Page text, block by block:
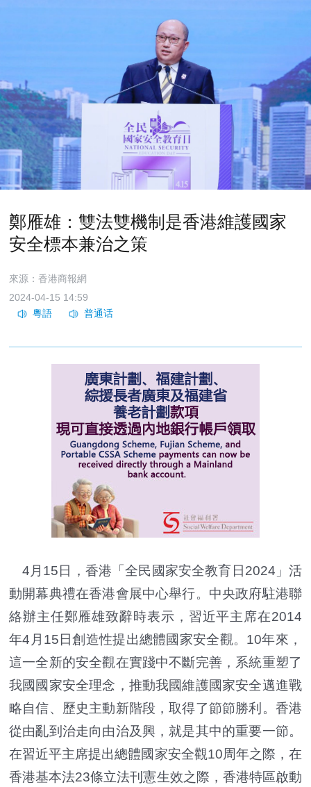
鄭雁雄：雙法雙機制是香港維護國家
安全標本兼治之策
來源：香港商報網
2024-04-15 14:59
4月15日，香港「全民國家安全教育日2024」活
動開幕典禮在香港會展中心舉行。中央政府駐港聯
絡辦主任鄭雁雄致辭時表示，習近平主席在2014
年4月15日創造性提出總體國家安全觀。10年來，
這一全新的安全觀在實踐中不斷完善，系統重塑了
我國國家安全理念，推動我國維護國家安全邁進戰
略自信、歷史主動新階段，取得了節節勝利。香港
從由亂到治走向由治及興，就是其中的重要一節。
在習近平主席提出總體國家安全觀10周年之際，在
香港基本法23條立法刊憲生效之際，香港特區啟動